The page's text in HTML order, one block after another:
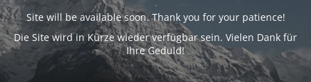
Site will be available soon. Thank you for your patience!
Die Site wird in Kürze wieder verfügbar sein. Vielen Dank für
Ihre Geduld!